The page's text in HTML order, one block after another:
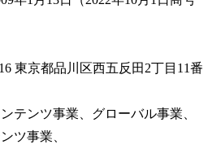
東京都品川区西五反田2丁目11番
テンツ事業、グローバル事業、
ツ事業、